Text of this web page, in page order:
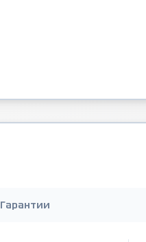
Гарантии